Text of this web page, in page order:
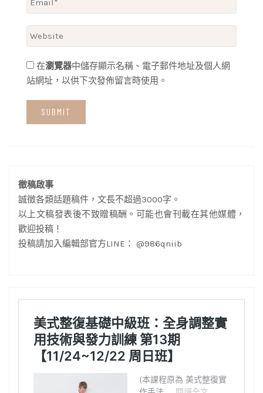
在瀏覽器中儲存顯示名稱、電子郵件地址及個人網
站網址，以供下次發佈留言時使用。
徵稿啟事
誠徵各類話題稿件，文長不超過3000字。
以上文稿發表後不致贈稿酬。可能也會刊載在其他媒體，
歡迎投稿！
投稿請加入編輯部官方LINE： @986qniib